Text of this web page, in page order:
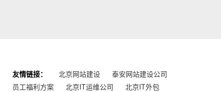
友情链接： 北京网站建设
泰安网站建设公司
员工福利方案
北京IT运维公司 北京IT外包